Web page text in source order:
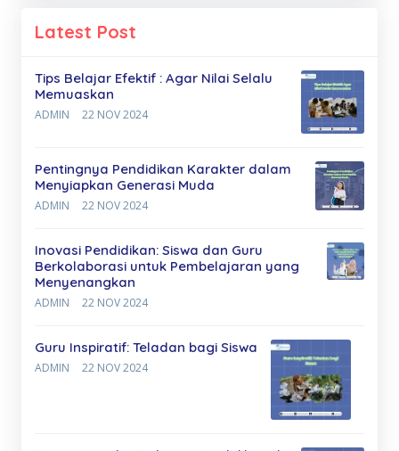
Latest Post
Tips Belajar Efektif : Agar Nilai Selalu
Memuaskan
ADMIN 22 NOV 2024
Pentingnya Pendidikan Karakter dalam
Menyiapkan Generasi Muda
ADMIN 22 NOV 2024
Inovasi Pendidikan: Siswa dan Guru
Berkolaborasi untuk Pembelajaran yang
Menyenangkan
ADMIN 22 NOV 2024
Guru Inspiratif: Teladan bagi Siswa
ADMIN 22 NOV 2024